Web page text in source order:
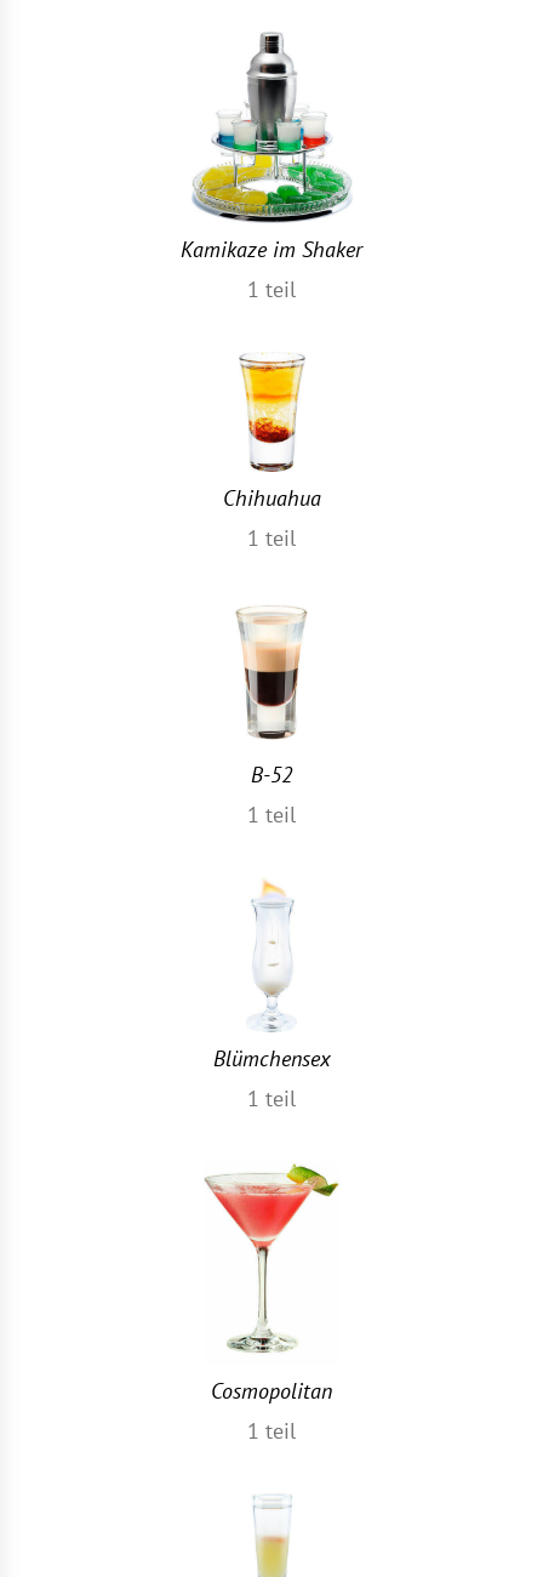
Kamikaze im Shaker
1 teil
Chihuahua
1 teil
B-52
1 teil
Blümchensex
1 teil
Cosmopolitan
1 teil